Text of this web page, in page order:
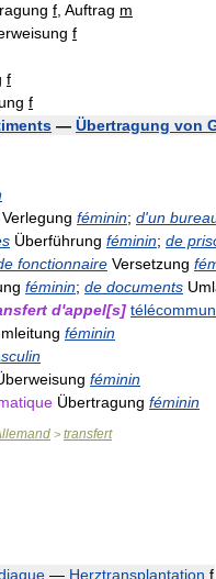
f , Auftrag m
f
f
f
— Übertragung von
féminin; d'un
Überführung féminin; de
fonctionnaire Versetzung
féminin; de documents
d'appel[s]
féminin
féminin
Übertragung féminin
> transfert
— Herztransplantation f